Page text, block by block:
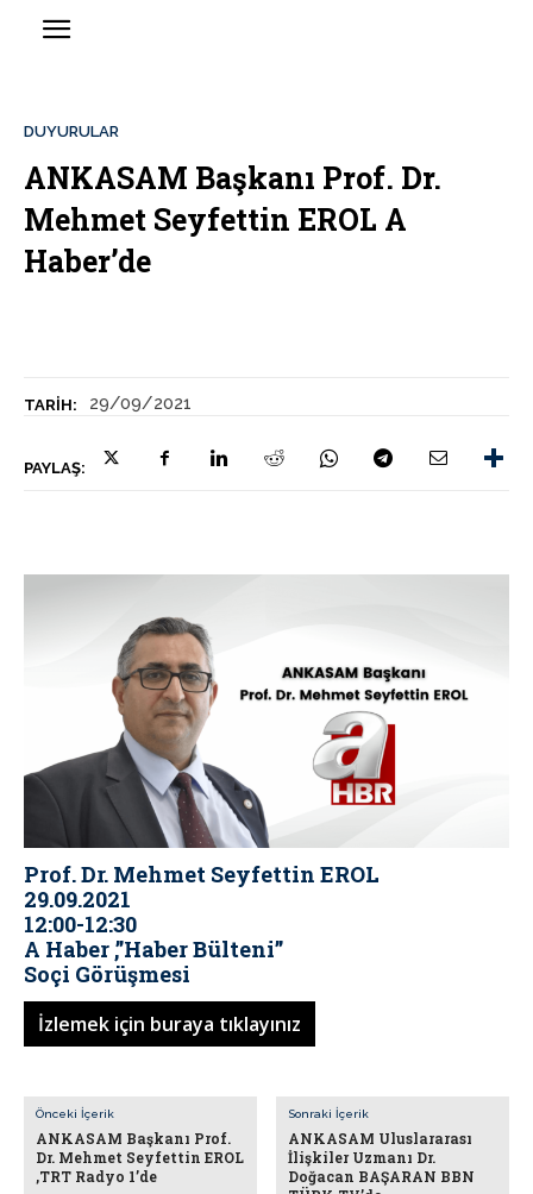
TARIH: 29/09/2021
PAYLAŞ:
DUYURULAR
ANKASAM Başkanı Prof. Dr.
Mehmet Seyfettin EROL A
Haber’de
Prof. Dr. Mehmet Seyfettin EROL
29.09.2021
12:00-12:30
A Haber ,”Haber Bülteni”
Soçi Görüşmesi
İzlemek için buraya tıklayınız
Önceki İçerik
ANKASAM Başkanı Prof.
Dr. Mehmet Seyfettin EROL
,TRT Radyo 1’de
Sonraki İçerik
ANKASAM Uluslararası
İlişkiler Uzmanı Dr.
Doğacan BAŞARAN BBN